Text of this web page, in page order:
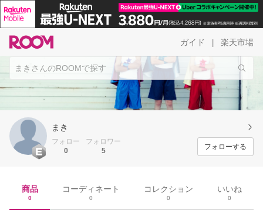
ガイド 楽天市場
まき
フォロー
0
フォロワー
5
フォローする
商品
0
コーディネート
0
コレクション
0
いいね
0